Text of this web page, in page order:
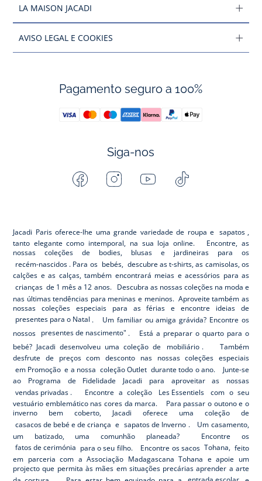
LA MAISON JACADI
AVISO LEGAL E COOKIES
Pagamento seguro a 100%
Siga-nos
FacebookInstagramYoutube
Jacadi Paris oferece-lhe uma grande variedade de roupa e sapatos ,
tanto elegante como intemporal, na sua loja online. Encontre, as
nossas coleções de bodies, blusas e jardineiras para os
recém-nascidos . Para os bebés, descubre as t-shirts, as camisolas, os
calções e as calças, também encontrará meias e acessórios para as
crianças de 1 mês a 12 anos. Descubra as nossas coleções na moda e
nas últimas tendências para meninas e meninos. Aproveite também as
nossas coleções especiais para as férias e encontre ideias de
presentes para o Natal . Um familiar ou amiga grávida? Encontre os
nossos presentes de nascimento" . Está a preparar o quarto para o
bebé? Jacadi desenvolveu uma coleção de
mobiliário . Também
desfrute de preços com desconto nas nossas coleções especiais
em Promoção e a nossa coleção Outlet durante todo o ano. Junte-se
ao Programa de Fidelidade Jacadi para aproveitar as nossas
vendas privadas . Encontre a coleção Les Essentiels
com o seu
vestuário emblemático nas cores da marca. Para passar o outono e o
inverno bem coberto, Jacadi oferece uma coleção de
casacos de bebé e de criança e sapatos de Inverno . Um casamento,
um batizado, uma comunhão planeada? Encontre os
fatos de cerimónia para o seu filho. Encontre os sacos Tohana, feito
em parceria com a Associação Madagascana Tohana e apoie um
projecto que permita às mães em situações precárias aprender a arte